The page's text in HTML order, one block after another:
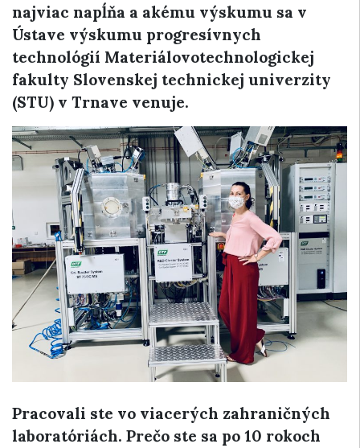
najviac napĺňa a akému výskumu sa v
Ústave výskumu progresívnych
technológií Materiálovotechnologickej
fakulty Slovenskej technickej univerzity
(STU) v Trnave venuje.
Pracovali ste vo viacerých zahraničných
laboratóriách. Prečo ste sa po 10 rokoch